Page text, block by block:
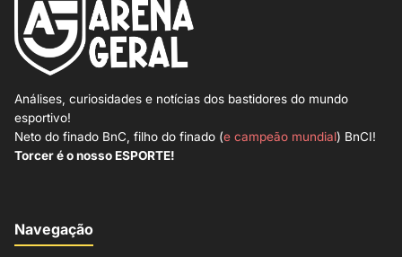
Análises, curiosidades e notícias dos bastidores do mundo
esportivo!
Neto do finado BnC, filho do finado (e campeão mundial) BnCI!
Torcer é o nosso ESPORTE!
Navegação